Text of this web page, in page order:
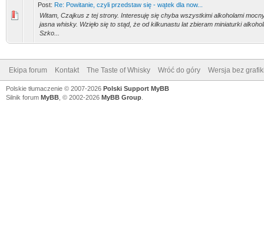
Post: Re: Powitanie, czyli przedstaw się - wątek dla now...
Witam, Czajkus z tej strony. Interesuję się chyba wszystkimi alkoholami
jasna whisky. Wzięło się to stąd, że od kilkunastu lat zbieram miniaturki
Szko...
Ekipa forum Kontakt The Taste of Whisky Wróć do góry Wersja bez
Polskie tłumaczenie © 2007-2026 Polski Support MyBB
Silnik forum MyBB , © 2002-2026 MyBB Group